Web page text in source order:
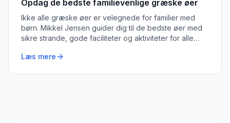
Opdag de bedste familievenlige græske øer
Ikke alle græske øer er velegnede for familier med
børn. Mikkel Jensen guider dig til de bedste øer med
sikre strande, gode faciliteter og aktiviteter for alle
Læs mere